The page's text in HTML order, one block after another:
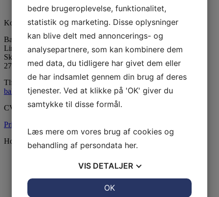
Kontaktinformation
Ballerup Linedance
LinedanceCentret
Skovvejens Skole Øst
2750 Ballerup
Tlf:
24815139
balleruplinedance@gmail.com
CVR: 33604130
Privatlivsspolitik
Holdoversigt
etøvet Nostalgi Tirsdag
Begynder+ Torsdag
Letøvet Torsdag
bedre brugeroplevelse, funktionalitet,
statistik og marketing. Disse oplysninger
kan blive delt med annoncerings- og
analysepartnere, som kan kombinere dem
med data, du tidligere har givet dem eller
de har indsamlet gennem din brug af deres
tjenester. Ved at klikke på 'OK' giver du
samtykke til disse formål.
Læs mere om vores brug af cookies og
behandling af persondata her.
VIS DETALJER
OK